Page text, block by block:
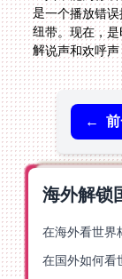
解说声和欢呼
←
海外解锁